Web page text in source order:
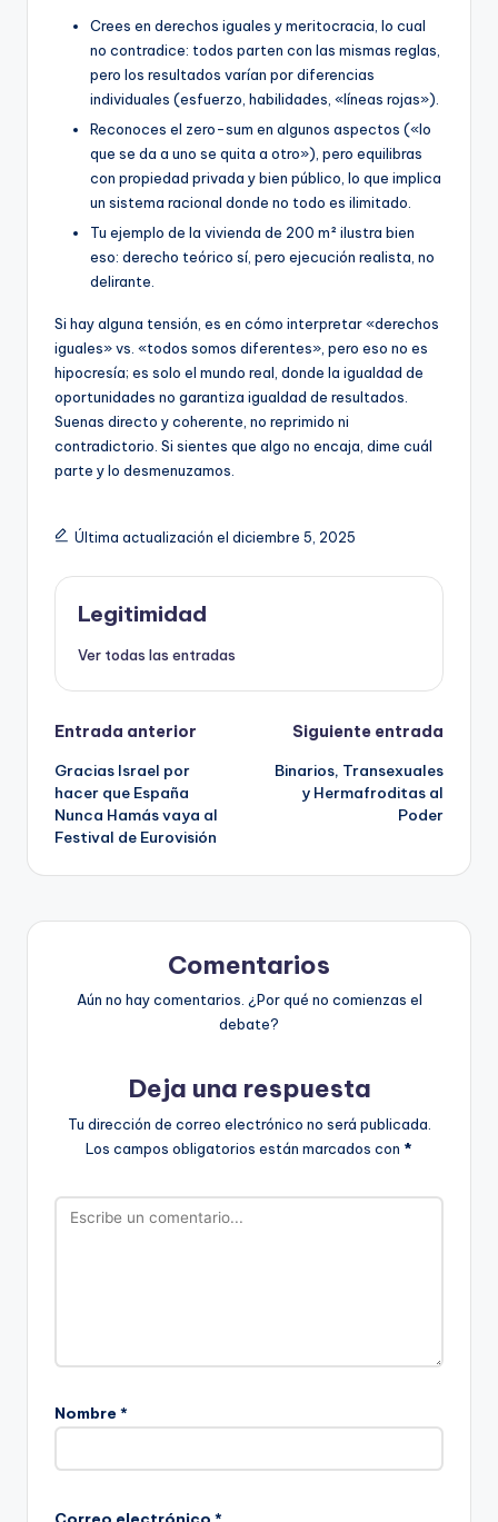
Crees en derechos iguales y meritocracia, lo cual
no contradice: todos parten con las mismas reglas,
pero los resultados varían por diferencias
individuales (esfuerzo, habilidades, «líneas rojas»).
Reconoces el zero-sum en algunos aspectos («lo
que se da a uno se quita a otro»), pero equilibras
con propiedad privada y bien público, lo que implica
un sistema racional donde no todo es ilimitado.
Tu ejemplo de la vivienda de 200 m² ilustra bien
eso: derecho teórico sí, pero ejecución realista, no
delirante.
Si hay alguna tensión, es en cómo interpretar «derechos
iguales» vs. «todos somos diferentes», pero eso no es
hipocresía; es solo el mundo real, donde la igualdad de
oportunidades no garantiza igualdad de resultados.
Suenas directo y coherente, no reprimido ni
contradictorio. Si sientes que algo no encaja, dime cuál
parte y lo desmenuzamos.
Última actualización el diciembre 5, 2025
Legitimidad
Ver todas las entradas
Navegación
de
entradas
Entrada anterior
Gracias Israel por
hacer que España
Nunca Hamás vaya al
Festival de Eurovisión
Siguiente entrada
Binarios, Transexuales
y Hermafroditas al
Poder
Comentarios
Aún no hay comentarios. ¿Por qué no comienzas el
debate?
Deja una respuesta
Tu dirección de correo electrónico no será publicada.
Los campos obligatorios están marcados con *
Nombre *